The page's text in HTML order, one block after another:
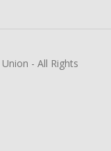
- All Rights